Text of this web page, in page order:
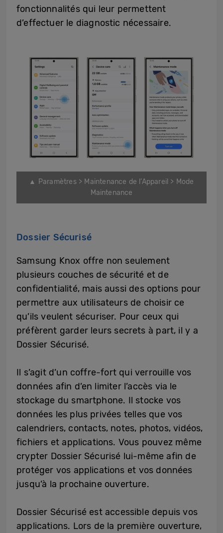
fonctionnalités qui leur permettent
d’effectuer le diagnostic nécessaire.
▲ Paramètres > Maintenance de l’Appareil > Mode
Maintenance
Dossier Sécurisé
Samsung Knox offre non seulement
plusieurs couches de sécurité et de
confidentialité, mais aussi des options pour
permettre aux utilisateurs de choisir ce
qu’ils veulent sécuriser. Pour ceux qui
préfèrent garder leurs secrets à part, il y a
Dossier Sécurisé.
Il s’agit d’un coffre-fort qui verrouille vos
données afin d’en limiter l’accès via le
stockage du smartphone. Il stocke vos
données les plus privées telles que vos
calendriers, contacts, notes, photos, vidéos,
fichiers et applications. Vous pouvez même
crypter Dossier Sécurisé lui-même afin de
protéger vos applications et vos données
jusqu’à la prochaine ouverture.
Dossier Sécurisé est accessible depuis vos
applications. Lors de la première ouverture,